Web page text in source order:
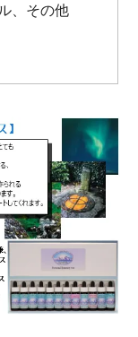
、その他